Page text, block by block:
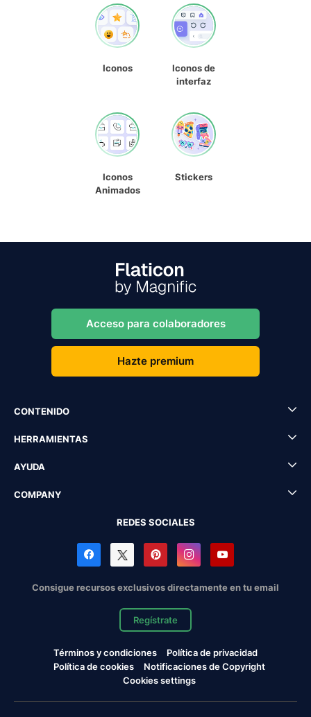
Iconos
Iconos de
interfaz
Iconos
Animados
Stickers
Acceso para colaboradores
Hazte premium
CONTENIDO
HERRAMIENTAS
AYUDA
COMPANY
REDES SOCIALES
Consigue recursos exclusivos directamente en tu email
Regístrate
Términos y condiciones
Política de privacidad
Política de cookies
Notificaciones de Copyright
Cookies settings